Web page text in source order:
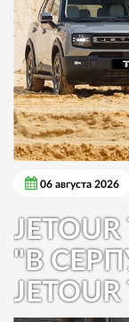
06 августа 2026
JETOUR
"В